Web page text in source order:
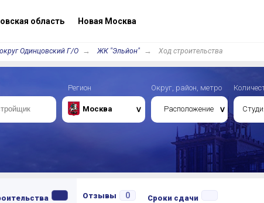
область Новая Москва
Одинцовский Г/О ЖК "Эльйон" Ход строительства
Регион
Москва
Округ, район, метро
Расположение
Отзывы 0 Сроки сдачи